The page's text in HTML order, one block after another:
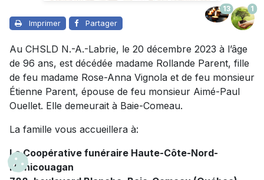
Imprimer Partager
13 1
Au CHSLD N.-A.-Labrie, le 20 décembre 2023 à l’âge
de 96 ans, est décédée madame Rollande Parent, fille
de feu madame Rose-Anna Vignola et de feu monsieur
Étienne Parent, épouse de feu monsieur Aimé-Paul
Ouellet. Elle demeurait à Baie-Comeau.
La famille vous accueillera à:
La Coopérative funéraire Haute-Côte-Nord-
Manicouagan